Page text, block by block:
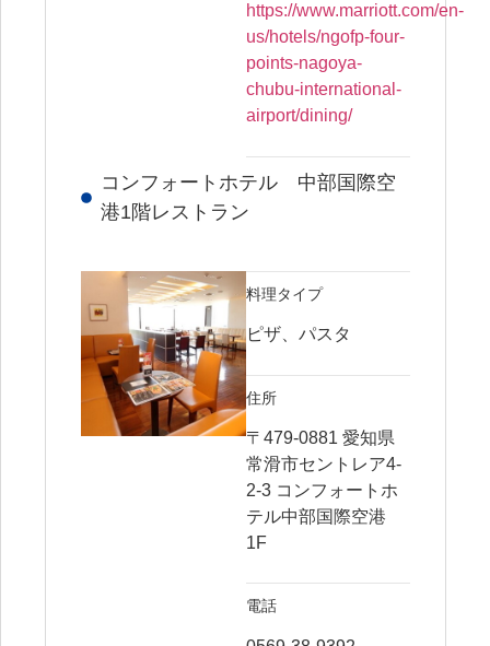
https://www.marriott.com/en-
us/hotels/ngofp-four-
points-nagoya-
chubu-international-
airport/dining/
コンフォートホテル 中部国際空
港1階レストラン
料理タイプ
ピザ、パスタ
住所
〒479-0881 愛知県
常滑市セントレア4-
2-3 コンフォートホ
テル中部国際空港
1F
電話